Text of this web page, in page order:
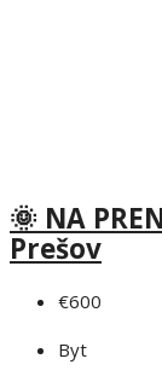
🌞 NA
Prešov
€600
Byt